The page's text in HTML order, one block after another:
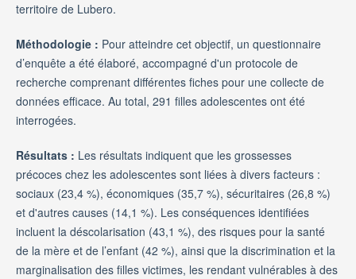
territoire de Lubero.
Méthodologie : Pour atteindre cet objectif, un questionnaire
d’enquête a été élaboré, accompagné d'un protocole de
recherche comprenant différentes fiches pour une collecte de
données efficace. Au total, 291 filles adolescentes ont été
interrogées.
Résultats : Les résultats indiquent que les grossesses
précoces chez les adolescentes sont liées à divers facteurs :
sociaux (23,4 %), économiques (35,7 %), sécuritaires (26,8 %)
et d'autres causes (14,1 %). Les conséquences identifiées
incluent la déscolarisation (43,1 %), des risques pour la santé
de la mère et de l’enfant (42 %), ainsi que la discrimination et la
marginalisation des filles victimes, les rendant vulnérables à des